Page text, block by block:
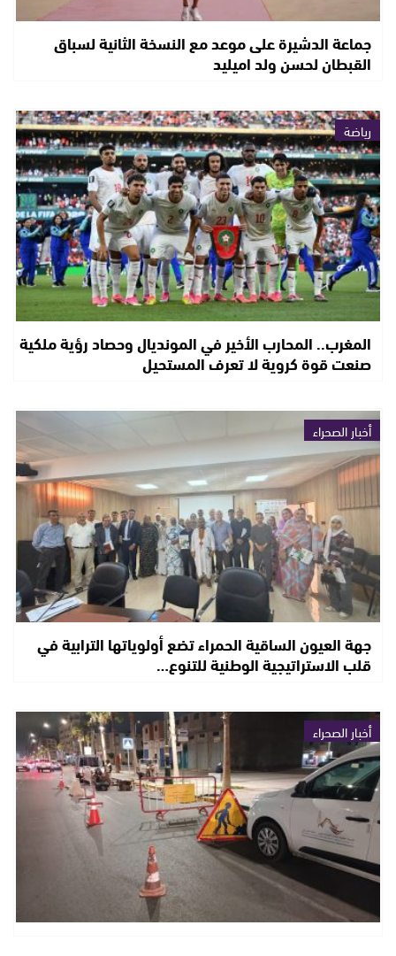
جماعة الدشيرة على موعد مع النسخة الثانية لسباق
القبطان لحسن ولد اميليد
رياضة
المغرب.. المحارب الأخير في المونديال وحصاد رؤية ملكية
صنعت قوة كروية لا تعرف المستحيل
أخبار الصحراء
جهة العيون الساقية الحمراء تضع أولوياتها الترابية في
قلب الاستراتيجية الوطنية للتنوع…
أخبار الصحراء